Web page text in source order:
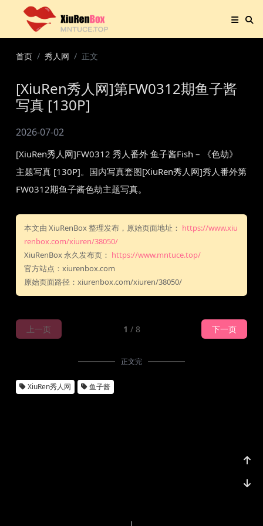
首页 秀人网 正文
[XiuRen秀人网]第FW0312期鱼子酱
写真 [130P]
2026-07-02
[XiuRen秀人网]FW0312 秀人番外 鱼子酱Fish – 《色劫》
主题写真 [130P]。国内写真套图[XiuRen秀人网]秀人番外第
FW0312期鱼子酱色劫主题写真。
本文由 XiuRenBox 整理发布，原始页面地址： https://www.xiu
renbox.com/xiuren/38050/
XiuRenBox 永久发布页： https://www.mntuce.top/
官方站点：xiurenbox.com
原始页面路径：xiurenbox.com/xiuren/38050/
上一页 1 / 8 下一页
正文完
XiuRen秀人网 鱼子酱